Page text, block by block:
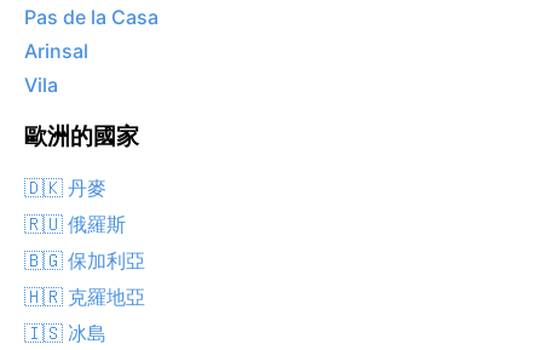
Pas de la Casa
Arinsal
Vila
歐洲的國家
🇩🇰 丹麥
🇷🇺 俄羅斯
🇧🇬 保加利亞
🇭🇷 克羅地亞
🇮🇸 冰島